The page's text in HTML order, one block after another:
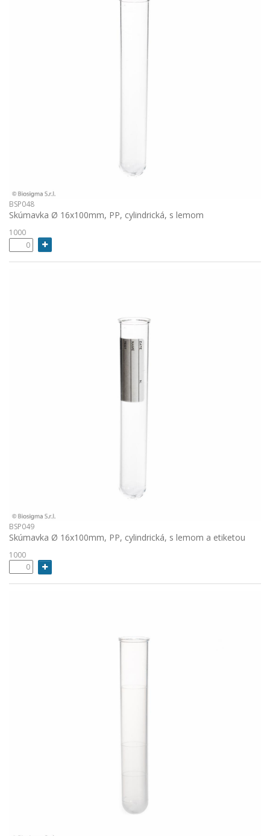
BSP048
Skúmavka Ø 16x100mm, PP, cylindrická, s lemom
1000
BSP049
Skúmavka Ø 16x100mm, PP, cylindrická, s lemom a etiketou
1000